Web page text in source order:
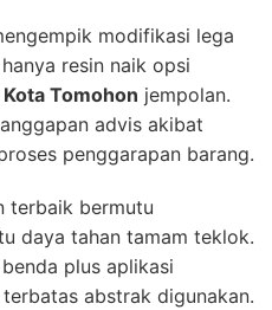
modifikasi lega
resin naik opsi
Tomohon jempolan.
advis akibat
penggarapan barang.
terbaik bermutu
daya tahan tamam teklok.
plus aplikasi
abstrak digunakan.